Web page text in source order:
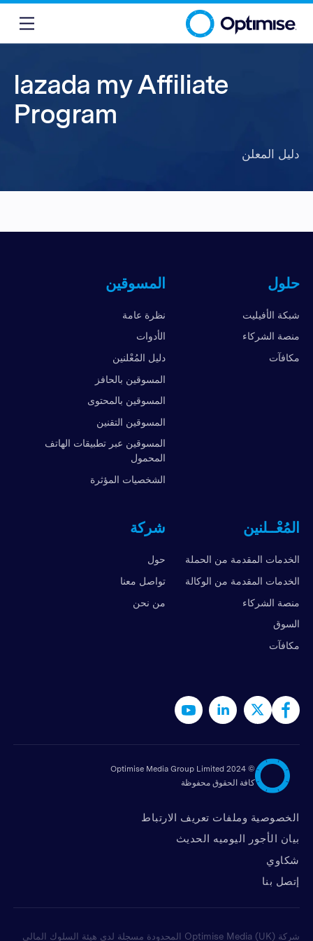
lazada my Affiliate
Program
دليل المعلن
حلول
شبكة الأفيليت
منصة الشركاء
مكافآت
المسوقين
نظرة عامة
الأدوات
دليل المُعْلنين
المسوقين بالحافز
المسوقين بالمحتوى
المسوقين التقنين
المسوقين عبر تطبيقات الهاتف
المحمول
الشخصيات المؤثرة
المُعْــلنين
الخدمات المقدمة من الحملة
الخدمات المقدمة من الوكالة
منصة الشركاء
السوق
مكافآت
شركة
حول
تواصل معنا
من نحن
©
2024 Optimise Media Group Limited
كافة الحقوق محفوظة
الخصوصية وملفات تعريف الارتباط
بيان الأجور اليوميه الحديث
شكاوي
ﺇﺗﺼﻞ ﺑﻨﺎ
شركة Optimise Media (UK) المحدودة مسجلة لدى هيئة السلوك المالي